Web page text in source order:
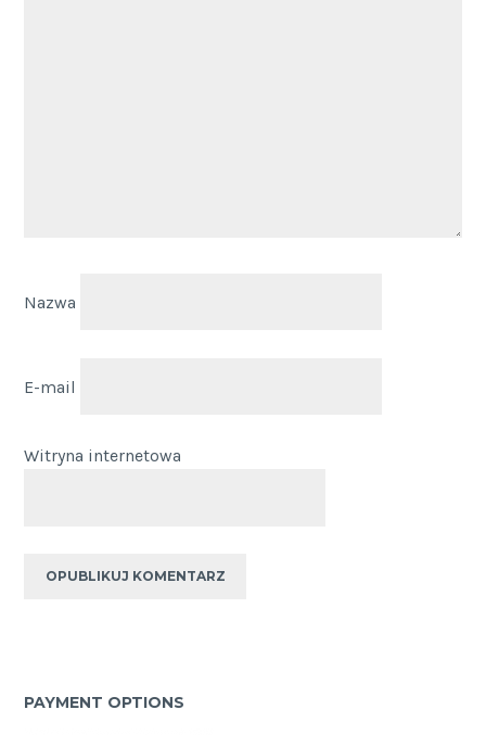
Nazwa
E-mail
Witryna internetowa
PAYMENT OPTIONS